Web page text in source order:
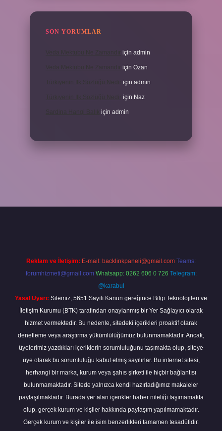
SON YORUMLAR
için admin
için Ozan
için admin
için Naz
için admin
Reklam ve İletişim: E-mail: backlinkpaneli@gmail.com Teams:
forumhizmeti@gmail.com Whatsapp: 0262 606 0 726 Telegram:
@karabul
Yasal Uyarı: Sitemiz, 5651 Sayılı Kanun gereğince Bilgi Teknolojileri ve
İletişim Kurumu (BTK) tarafından onaylanmış bir Yer Sağlayıcı olarak
hizmet vermektedir. Bu nedenle, sitedeki içerikleri proaktif olarak
denetleme veya araştırma yükümlülüğümüz bulunmamaktadır. Ancak,
üyelerimiz yazdıkları içeriklerin sorumluluğunu taşımakta olup, siteye
üye olarak bu sorumluluğu kabul etmiş sayılırlar. Bu internet sitesi,
herhangi bir marka, kurum veya şahıs şirketi ile hiçbir bağlantısı
bulunmamaktadır. Sitede yalnızca kendi hazırladığımız makaleler
paylaşılmaktadır. Burada yer alan içerikler haber niteliği taşımamakta
olup, gerçek kurum ve kişiler hakkında paylaşım yapılmamaktadır.
Gerçek kurum ve kişiler ile isim benzerlikleri tamamen tesadüfidir.